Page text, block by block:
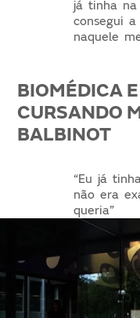
já tinha na
consegui
naquele
BIOMÉDICA
CURSANDO
BALBINOT
“Eu já
não era
queria”